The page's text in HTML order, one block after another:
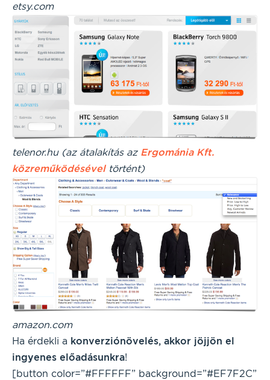
etsy.com
telenor.hu (az átalakítás az Ergománia Kft.
közreműködéséveltörtént)
amazon.com
Ha érdekli a konverziónövelés, akkor jöjjön el
ingyenes előadásunkra!
[button color=”#FFFFFF” background=”#EF7F2C”